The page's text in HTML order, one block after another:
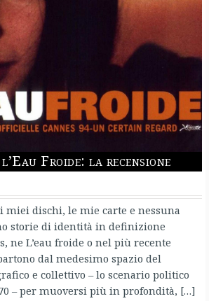
Froide: la recensione
dischi, le mie carte e nessuna
storie di identità in definizione
ne L’eau froide o nel più recente
dal medesimo spazio del
e collettivo – lo scenario politico
– per muoversi più in profondità, […]